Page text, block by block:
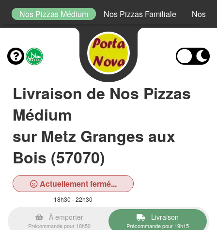
Nos Pizzas Médium Nos Pizzas Familiale Nos
Livraison de Nos Pizzas
Médium
sur Metz Granges aux
Bois (57070)
Actuellement fermé...
18h30 - 22h30
À emporter
Précommande pour 18h50
Livraison
Précommande pour 19h15